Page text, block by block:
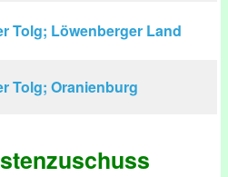
Tolg; Löwenberger Land
Tolg; Oranienburg